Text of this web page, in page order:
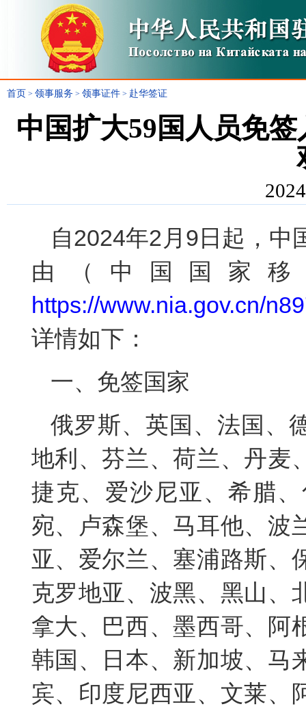
首页 > 领事服务 > 领事证件 > 赴华签证
中国扩大59国人员免
自2024年2月9日起，中
由（中国国家
https://www.nia.gov.cn/
详情如下：
一、免签国家
俄罗斯、英国、法国、
地利、芬兰、荷兰、丹麦
捷克、爱沙尼亚、希腊
宛、卢森堡、马耳他、波
亚、爱尔兰、塞浦路斯、
克罗地亚、波黑、黑山、
拿大、巴西、墨西哥、阿
韩国、日本、新加坡、马
宾、印度尼西亚、文莱、